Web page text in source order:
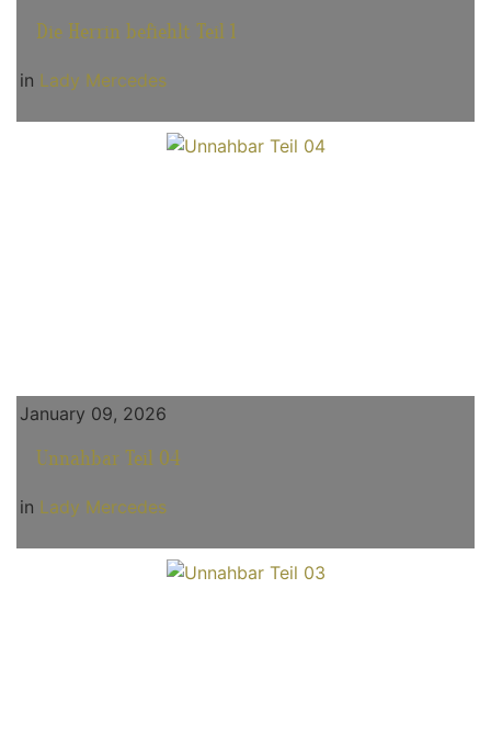
Die Herrin befiehlt Teil 1
in Lady Mercedes
January 09, 2026
Unnahbar Teil 04
in Lady Mercedes